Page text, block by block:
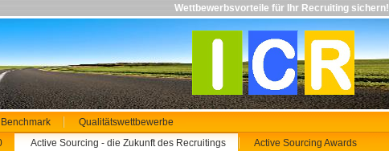
Wettbewerbsvorteile für Ihr Recruiting sichern!
Qualitätswettbewerbe
Active Sourcing - die Zukunft des Recruitings
Active Sourcing Awards